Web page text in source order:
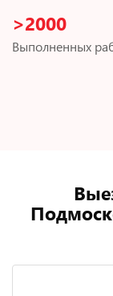
>2000
Выполненных